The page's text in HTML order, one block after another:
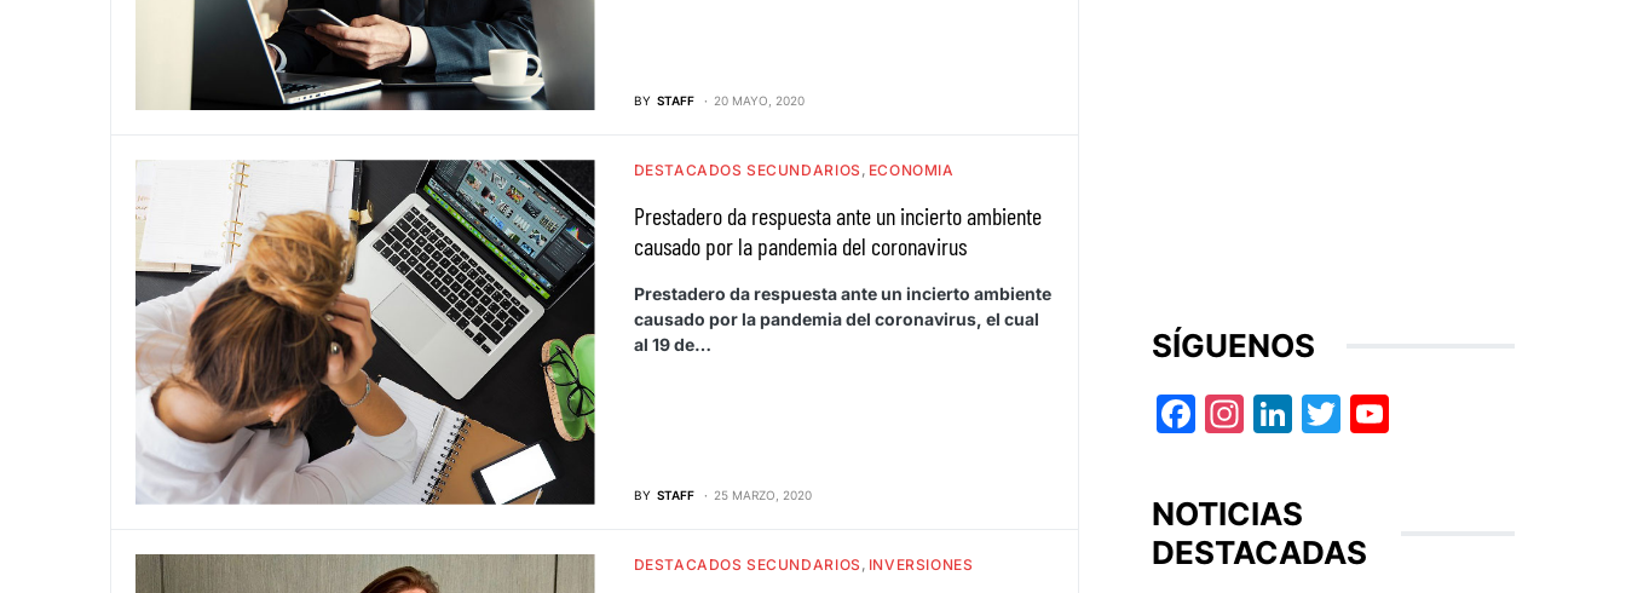
BY STAFF 20 MAYO, 2020
DESTACADOS SECUNDARIOS ECONOMIA
Prestadero da respuesta ante un incierto ambiente
causado por la pandemia del coronavirus
Prestadero da respuesta ante un incierto ambiente
causado por la pandemia del coronavirus, el cual
al 19 de…
BY STAFF 25 MARZO, 2020
DESTACADOS SECUNDARIOS INVERSIONES
SÍGUENOS
Facebook
Instagram
LinkedIn
Twitter
NOTICIAS
DESTACADAS